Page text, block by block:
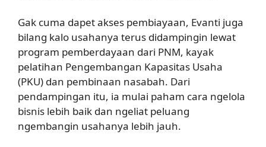
Gak cuma dapet akses pembiayaan, Evanti juga
bilang kalo usahanya terus didampingin lewat
program pemberdayaan dari PNM, kayak
pelatihan Pengembangan Kapasitas Usaha
(PKU) dan pembinaan nasabah. Dari
pendampingan itu, ia mulai paham cara ngelola
bisnis lebih baik dan ngeliat peluang
ngembangin usahanya lebih jauh.